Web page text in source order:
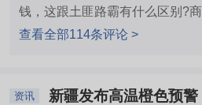
钱，这跟土匪路霸有什么区别?
拦，这伊朗也不是好货。
查看全部114条评论 >
资讯 新疆发布高温橙色预